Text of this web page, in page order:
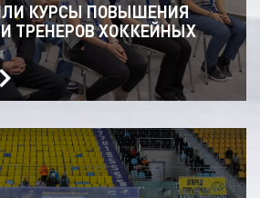
КУРСЫ ПОВЫШЕНИЯ
ТРЕНЕРОВ ХОККЕЙНЫХ